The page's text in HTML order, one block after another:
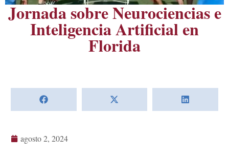
Jornada sobre Neurociencias e
Inteligencia Artificial en
Florida
agosto 2, 2024